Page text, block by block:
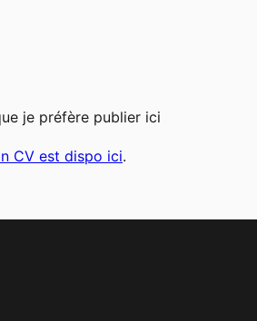
je préfère publier ici
CV est dispo ici.